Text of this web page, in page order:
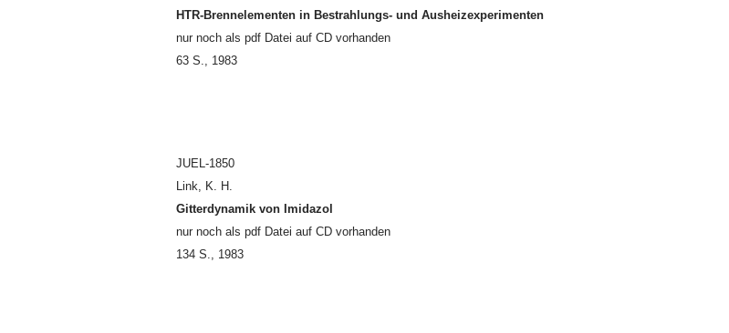
HTR-Brennelementen in Bestrahlungs- und Ausheizexperimenten
nur noch als pdf Datei auf CD vorhanden
63 S., 1983
JUEL-1850
Link, K. H.
Gitterdynamik von Imidazol
nur noch als pdf Datei auf CD vorhanden
134 S., 1983